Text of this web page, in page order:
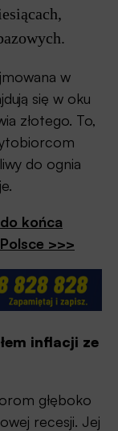
w
się w oku
złotego. To,
do ognia
końca
>>>
inflacji ze
głęboko
recesji. Jej